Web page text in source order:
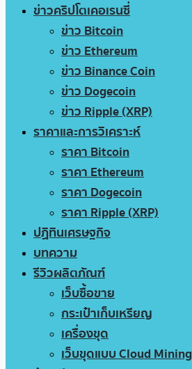
ข่าวคริปโตเคอเรนซี่
ข่าว Bitcoin
ข่าว Ethereum
ข่าว Binance Coin
ข่าว Dogecoin
ข่าว Ripple (XRP)
ราคาและการวิเคราะห์
ราคา Bitcoin
ราคา Ethereum
ราคา Dogecoin
ราคา Ripple (XRP)
ปฏิทินเศรษฐกิจ
บทความ
รีวิวผลิตภัณฑ์
เว็บซื้อขาย
กระเป๋าเก็บเหรียญ
เครื่องขุด
เว็บขุดแบบ Cloud Mining